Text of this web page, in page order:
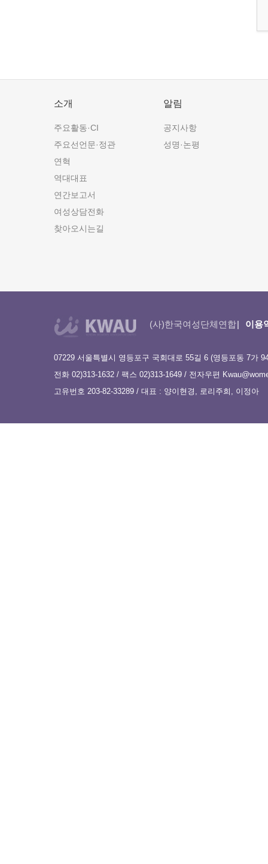
소개
주요활동·CI
주요선언문·정관
연혁
역대대표
연간보고서
여성상담전화
찾아오시는길
알림
공지사항
성명·논평
(사)한국여성단체연합 이용
07229 서울특별시 영등포구 국회대로 55길 6 (영등포동 7가
전화 02)313-1632 / 팩스 02)313-1649 / 전자우편
고유번호 203-82-33289 / 대표 : 양이현경, 로리주희, 이정아